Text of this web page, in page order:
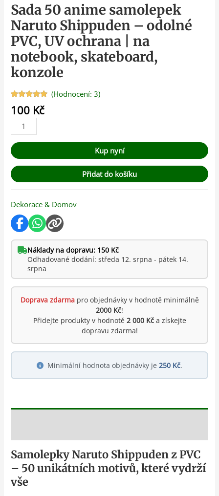
Sada 50 anime samolepek
Naruto Shippuden – odolné
PVC, UV ochrana | na
notebook, skateboard,
konzole
Hodnoceno
5.00z 5 na
základě
hodnocení
zákazníků
(Hodnocení:3)
100 Kč
Kup nyní
Přidat do košíku
Dekorace & Domov
Náklady na dopravu: 150 Kč
Odhadované dodání: středa 12. srpna - pátek 14.
srpna
Doprava zdarmapro objednávky v hodnotě minimálně
2000 Kč!
Přidejte produkty v hodnotě 2 000 Kča získejte
dopravu zdarma!
Minimální hodnota objednávky je 250 Kč.
Samolepky Naruto Shippuden z PVC
– 50 unikátních motivů, které vydrží
vše